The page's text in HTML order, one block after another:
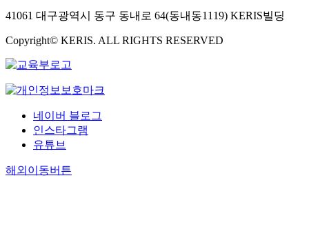
41061 대구광역시 동구 동내로 64(동내동1119) KERIS빌딩
Copyright© KERIS. ALL RIGHTS RESERVED
네이버 블로그
인스타그램
유튜브
해외이동버튼